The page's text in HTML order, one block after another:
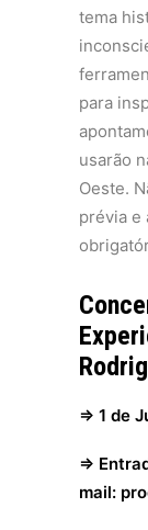
tema
para
usarão
Oeste.
prévia e
⇒ 1 de
⇒
mail: